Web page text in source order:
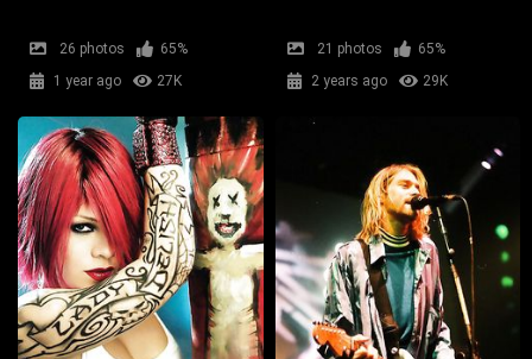
26 photos
65%
1 year ago
27K
21 photos
65%
2 years ago
29K